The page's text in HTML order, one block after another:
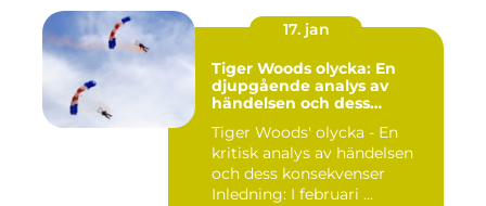
17. jan
Tiger Woods olycka: En
djupgående analys av
händelsen och dess
Tiger Woods' olycka - En
kritisk analys av händelsen
och dess konsekvenser
Inledning: I februari ...